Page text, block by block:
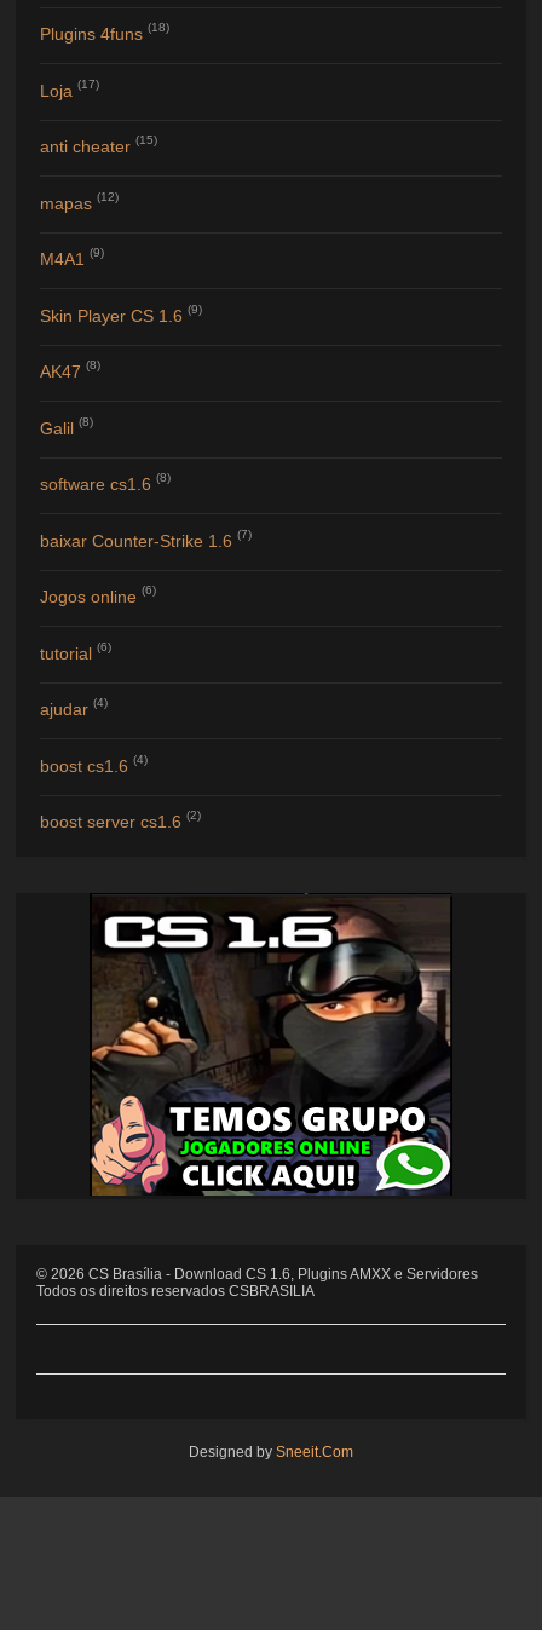
Plugins 4funs (18)
Loja (17)
anti cheater (15)
mapas (12)
M4A1 (9)
Skin Player CS 1.6 (9)
AK47 (8)
Galil (8)
software cs1.6 (8)
baixar Counter-Strike 1.6 (7)
Jogos online (6)
tutorial (6)
ajudar (4)
boost cs1.6 (4)
boost server cs1.6 (2)
©2026 CS Brasília - Download CS 1.6, Plugins AMXX e Servidores
Todos os direitos reservados CSBRASILIA
Designed by Sneeit.Com